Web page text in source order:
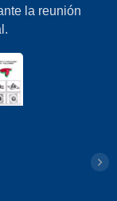
la reunión